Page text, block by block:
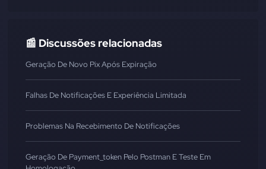
📰 Discussões relacionadas
Geração De Novo Pix Após Expiração
Falhas De Notificações E Experiência Limitada
Problemas Na Recebimento De Notificações
Geração De Payment_token Pelo Postman E Teste Em